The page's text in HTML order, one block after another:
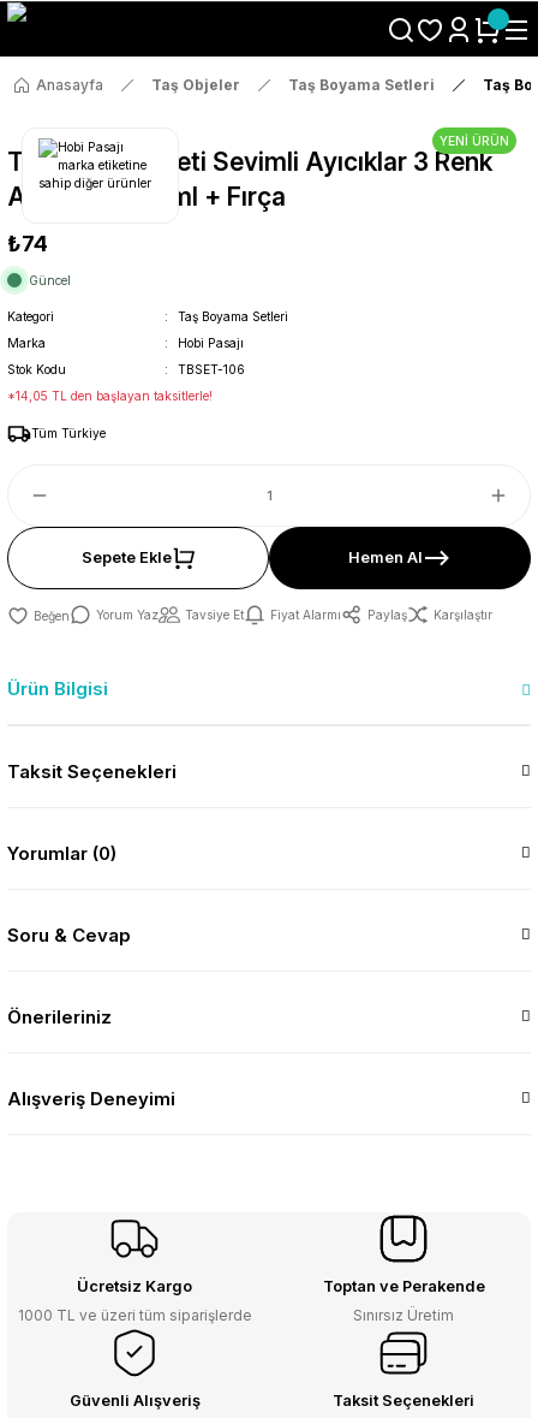
Size Özel "HG10" Koduyla Sepette Hemen %10 İndirimi Kaçırma
Anasayfa Taş Objeler Taş Boyama Setleri Taş
YENİ ÜRÜN
Taş Boyama Seti Sevimli Ayıcıklar 3 Renk
Akrilik Boya 5ml + Fırça
₺74
Güncel
Kategori
Taş Boyama Setleri
Marka
Hobi Pasajı
Stok Kodu
TBSET-106
*14,05 TL den başlayan taksitlerle!
Tüm Türkiye
Sepete Ekle Hemen Al
Yorum Yaz Tavsiye Et Fiyat Alarmı Paylaş Karşılaştır
Ürün Bilgisi
Taksit Seçenekleri
Yorumlar (0)
Soru & Cevap
Önerileriniz
Alışveriş Deneyimi
Ücretsiz Kargo
1000 TL ve üzeri tüm siparişlerde
Toptan ve Perakende
Sınırsız Üretim
Güvenli Alışveriş
Taksit Seçenekleri